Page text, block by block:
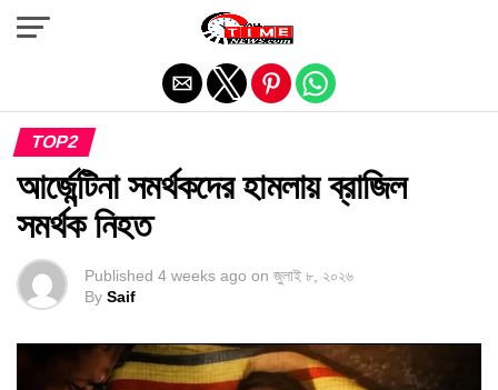
TOP2
আর্জেন্টিনা সমর্থকদের হামলায় ব্রাজিল
সমর্থক নিহত
Published 4 weeks ago on জুলাই ৮, ২০২৬
By Saif
Exit mobile version